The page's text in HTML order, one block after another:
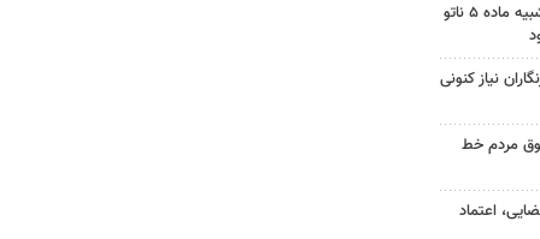
فیدان: توافق مکه از نظر فنی شبیه ماده ۵ ناتو
نیاز کنونی
مردم خط
اعتماد